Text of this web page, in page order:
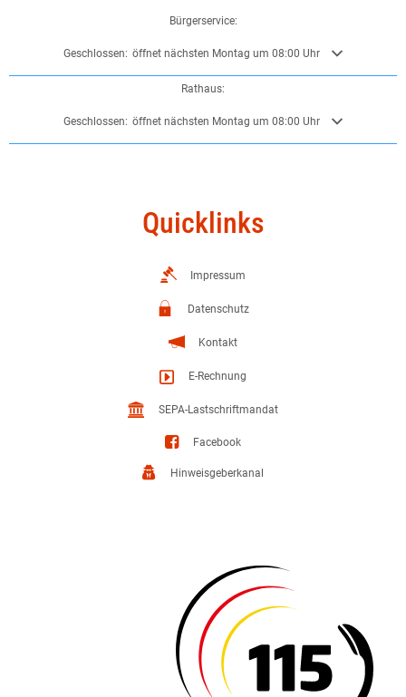
Bürgerservice:
Klicken, um weitere Öffnungs- oder Schließzeiten auszublenden
Geschlossen: öffnet nächsten Montag um 08:00 Uhr
Rathaus:
Klicken, um weitere Öffnungs- oder Schließzeiten auszublenden
Geschlossen: öffnet nächsten Montag um 08:00 Uhr
Quicklinks
Impressum
Datenschutz
Kontakt
E-Rechnung
SEPA-Lastschriftmandat
Facebook
Hinweisgeberkanal